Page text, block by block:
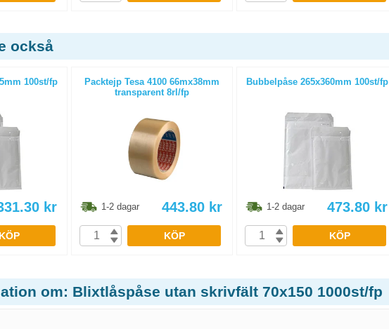
också
100st/fp
kr
KÖP
Packtejp Tesa 4100 66mx38mm
transparent 8rl/fp
1-2 dagar 443.80 kr
KÖP
Bubbelpåse 265x360mm 100st/fp
1-2 dagar 473.80 kr
KÖP
om: Blixtlåspåse utan skrivfält 70x150 1000st/fp